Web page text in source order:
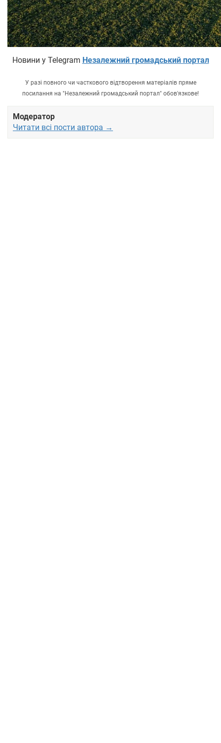
Новини у Telegram Незалежний громадський портал
У разі повного чи часткового відтворення матеріалів пряме
посилання на "Незалежний громадський портал" обов'язкове!
Модератор
Читати всі пости автора →